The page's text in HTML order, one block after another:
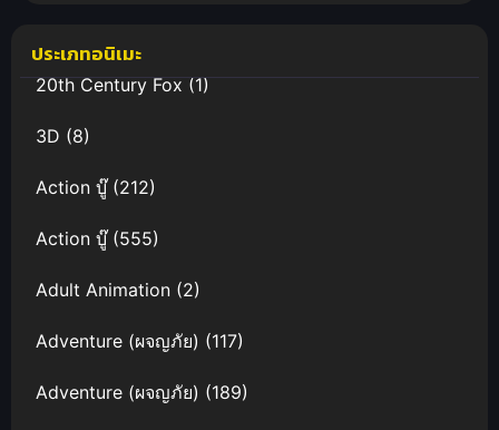
ประเภทอนิเมะ
20th Century Fox(1)
3D (8)
Action บู๊(212)
Action บู๊(555)
Adult Animation (2)
Adventure (ผจญภัย) (117)
Adventure (ผจญภัย) (189)